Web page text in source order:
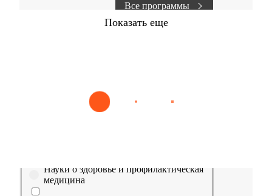
Все программы
Показать еще
Сестринское дело Эпидемиология Медицинская помощь
Выберите направление
Науки о здоровье и профилактическая
медицина